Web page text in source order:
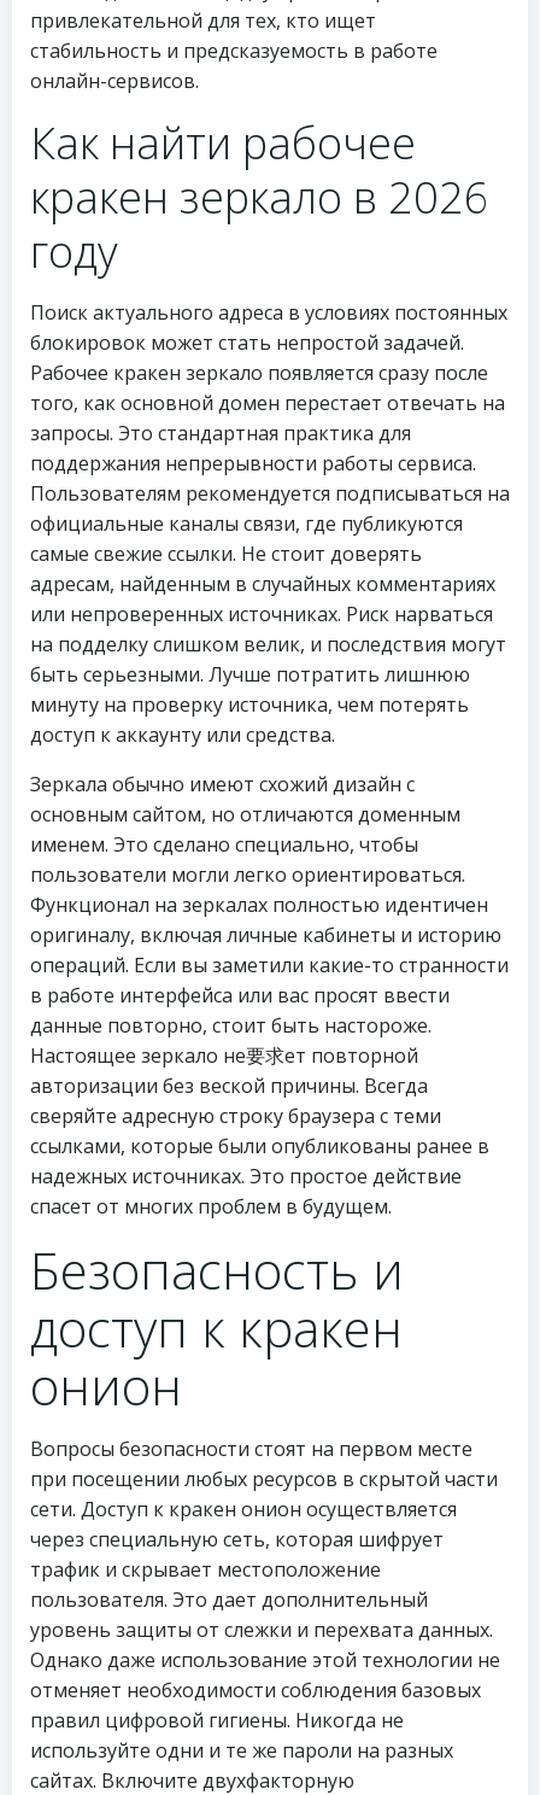
привлекательной для тех, кто ищет
стабильность и предсказуемость в работе
онлайн-сервисов.
Как найти рабочее
кракен зеркало в 2026
году
Поиск актуального адреса в условиях постоянных
блокировок может стать непростой задачей.
Рабочее кракен зеркало появляется сразу после
того, как основной домен перестает отвечать на
запросы. Это стандартная практика для
поддержания непрерывности работы сервиса.
Пользователям рекомендуется подписываться на
официальные каналы связи, где публикуются
самые свежие ссылки. Не стоит доверять
адресам, найденным в случайных комментариях
или непроверенных источниках. Риск нарваться
на подделку слишком велик, и последствия могут
быть серьезными. Лучше потратить лишнюю
минуту на проверку источника, чем потерять
доступ к аккаунту или средства.
Зеркала обычно имеют схожий дизайн с
основным сайтом, но отличаются доменным
именем. Это сделано специально, чтобы
пользователи могли легко ориентироваться.
Функционал на зеркалах полностью идентичен
оригиналу, включая личные кабинеты и историю
операций. Если вы заметили какие-то странности
в работе интерфейса или вас просят ввести
данные повторно, стоит быть настороже.
Настоящее зеркало не要求ет повторной
авторизации без веской причины. Всегда
сверяйте адресную строку браузера с теми
ссылками, которые были опубликованы ранее в
надежных источниках. Это простое действие
спасет от многих проблем в будущем.
Безопасность и
доступ к кракен
онион
Вопросы безопасности стоят на первом месте
при посещении любых ресурсов в скрытой части
сети. Доступ к кракен онион осуществляется
через специальную сеть, которая шифрует
трафик и скрывает местоположение
пользователя. Это дает дополнительный
уровень защиты от слежки и перехвата данных.
Однако даже использование этой технологии не
отменяет необходимости соблюдения базовых
правил цифровой гигиены. Никогда не
используйте одни и те же пароли на разных
сайтах. Включите двухфакторную